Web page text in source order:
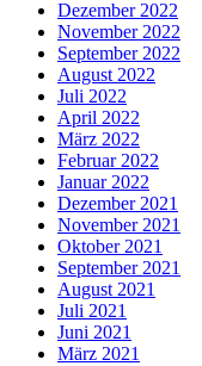
Dezember 2022
November 2022
September 2022
August 2022
Juli 2022
April 2022
März 2022
Februar 2022
Januar 2022
Dezember 2021
November 2021
Oktober 2021
September 2021
August 2021
Juli 2021
Juni 2021
März 2021